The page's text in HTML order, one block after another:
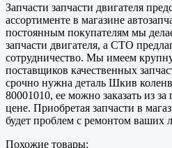
Запчасти запчасти двигателя
ассортименте в магазине
постоянным покупателям мы
запчасти двигателя, а СТО
сотрудничество. Мы имеем
поставщиков качественных
срочно нужна деталь Шкив
80001010, ее можно заказать из
цене. Приобретая запчасти в
будет проблем с ремонтом ваших
Похожие товары: